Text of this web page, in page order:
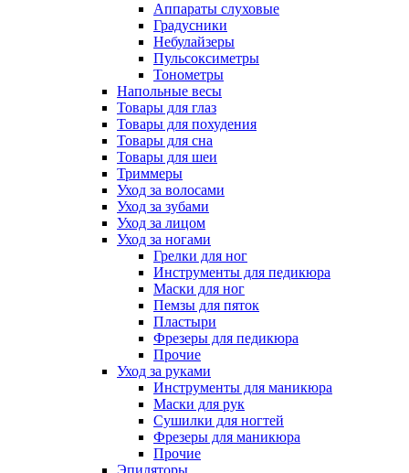
Аппараты слуховые
Градусники
Небулайзеры
Пульсоксиметры
Тонометры
Напольные весы
Товары для глаз
Товары для похудения
Товары для сна
Товары для шеи
Триммеры
Уход за волосами
Уход за зубами
Уход за лицом
Уход за ногами
Грелки для ног
Инструменты для педикюра
Маски для ног
Пемзы для пяток
Пластыри
Фрезеры для педикюра
Прочие
Уход за руками
Инструменты для маникюра
Маски для рук
Сушилки для ногтей
Фрезеры для маникюра
Прочие
Эпиляторы